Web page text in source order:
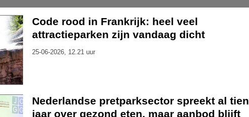
Code rood in Frankrijk: heel veel
attractieparken zijn vandaag dicht
25-06-2026, 12.21 uur
Nederlandse pretparksector spreekt al tien
jaar over gezond eten, maar aanbod blijft